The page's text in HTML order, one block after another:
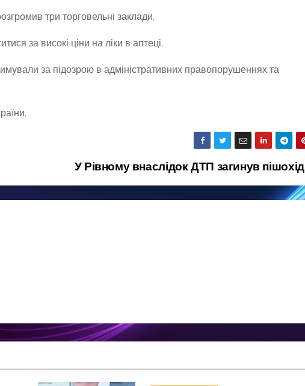
три торговельні заклади.
за високі ціни на ліки в аптеці.
за підозрою в адміністративних правопорушеннях та
У Рівному внаслідок ДТП загинув пішохід